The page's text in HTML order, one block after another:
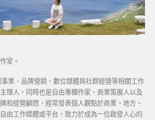
室。
業、品牌營銷、數位媒體與社群經營等相關工作
理人，同時也是自由專欄作家、商業策展人以及
和經營顧問，經常發表個人觀點於商業、地方、
由工作媒體或平台，致力於成為一位啟發人心的